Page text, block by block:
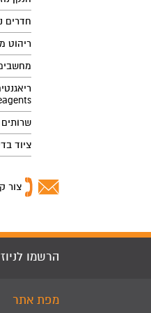
חדרים
ריהוט
מחשבים
שרותים
ציוד
צור
הרשמו
מפת אתר